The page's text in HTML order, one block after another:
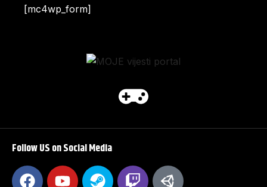
[mc4wp_form]
Follow US on Social Media